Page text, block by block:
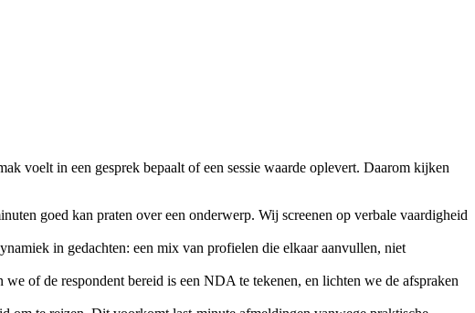
voelt in een gesprek bepaalt of een sessie waarde oplevert. Daarom kijken
goed kan praten over een onderwerp. Wij screenen op verbale vaardigheid
in gedachten: een mix van profielen die elkaar aanvullen, niet
of de respondent bereid is een NDA te tekenen, en lichten we de afspraken